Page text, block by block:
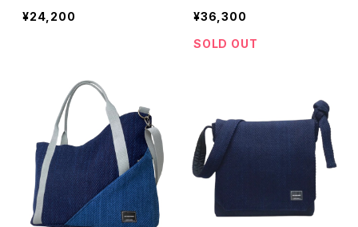
¥24,200
¥36,300
SOLD OUT